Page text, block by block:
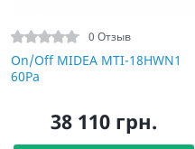
0 Отзыв
On/Off MIDEA MTI-18HWN1
60Pa
38 110 грн.